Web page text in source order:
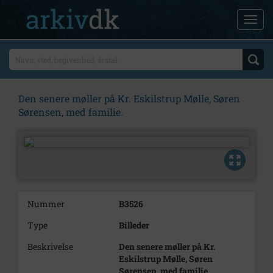
Den senere møller på Kr. Eskilstrup Mølle, Søren
Sørensen, med familie.
Nummer
B3526
Type
Billeder
Beskrivelse
Den senere møller på Kr.
Eskilstrup Mølle, Søren